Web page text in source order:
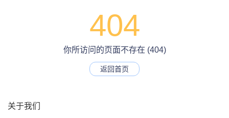
404
你所访问的页面不存在 (404)
返回首页
关于我们